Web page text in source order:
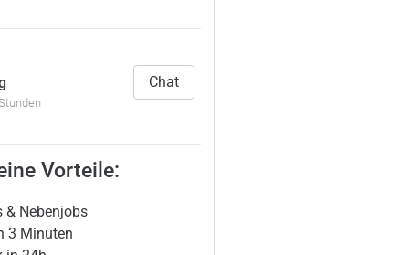
Chat
Vorteile:
& Nebenjobs
3 Minuten